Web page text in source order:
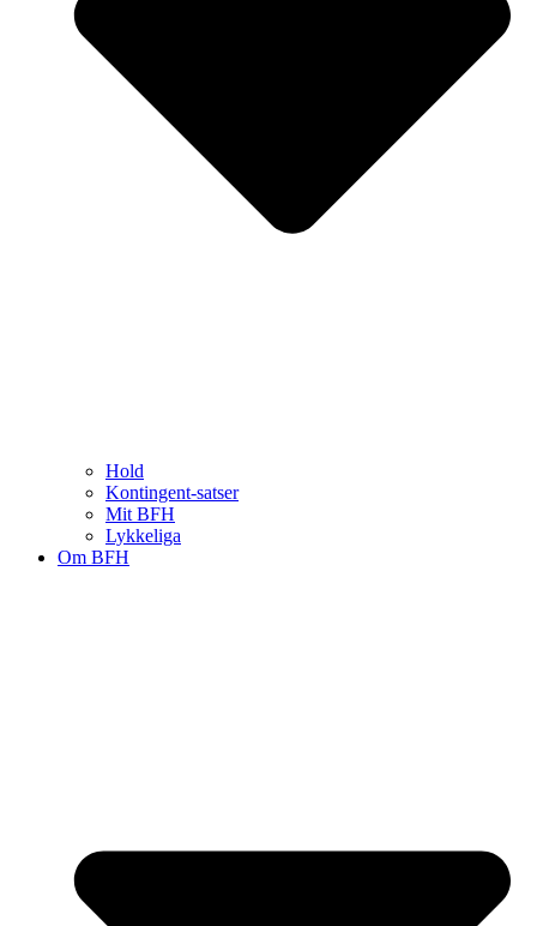
Hold
Kontingent-satser
Mit BFH
Lykkeliga
Om BFH